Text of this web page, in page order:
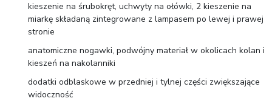
kieszenie na śrubokręt, uchwyty na ołówki, 2 kieszenie na
miarkę składaną zintegrowane z lampasem po lewej i prawej
stronie
anatomiczne nogawki, podwójny materiał w okolicach kolan i
kieszeń na nakolanniki
dodatki odblaskowe w przedniej i tylnej części zwiększające
widoczność